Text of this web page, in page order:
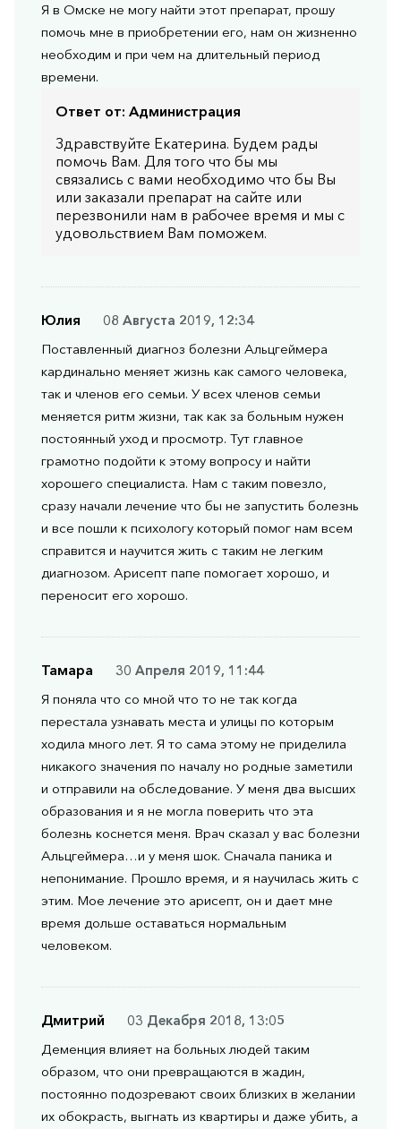
Я в Омске не могу найти этот препарат, прошу
помочь мне в приобретении его, нам он жизненно
необходим и при чем на длительный период
времени.
Ответ от: Администрация
Здравствуйте Екатерина. Будем рады
помочь Вам. Для того что бы мы
связались с вами необходимо что бы Вы
или заказали препарат на сайте или
перезвонили нам в рабочее время и мы с
удовольствием Вам поможем.
Юлия
08 Августа 2019, 12:34
Поставленный диагноз болезни Альцгеймера
кардинально меняет жизнь как самого человека,
так и членов его семьи. У всех членов семьи
меняется ритм жизни, так как за больным нужен
постоянный уход и просмотр. Тут главное
грамотно подойти к этому вопросу и найти
хорошего специалиста. Нам с таким повезло,
сразу начали лечение что бы не запустить болезнь
и все пошли к психологу который помог нам всем
справится и научится жить с таким не легким
диагнозом. Арисепт папе помогает хорошо, и
переносит его хорошо.
Тамара
30 Апреля 2019, 11:44
Я поняла что со мной что то не так когда
перестала узнавать места и улицы по которым
ходила много лет. Я то сама этому не приделила
никакого значения по началу но родные заметили
и отправили на обследование. У меня два высших
образования и я не могла поверить что эта
болезнь коснется меня. Врач сказал у вас болезни
Альцгеймера…и у меня шок. Сначала паника и
непонимание. Прошло время, и я научилась жить с
этим. Мое лечение это арисепт, он и дает мне
время дольше оставаться нормальным
человеком.
Дмитрий
03 Декабря 2018, 13:05
Деменция влияет на больных людей таким
образом, что они превращаются в жадин,
постоянно подозревают своих близких в желании
их обокрасть, выгнать из квартиры и даже убить, а